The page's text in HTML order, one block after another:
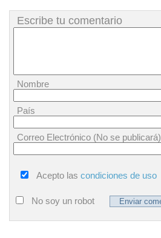
Escribe tu comentario
Nombre
País
Correo Electrónico (No se publicará)
Acepto las condiciones de uso
No soy un robot